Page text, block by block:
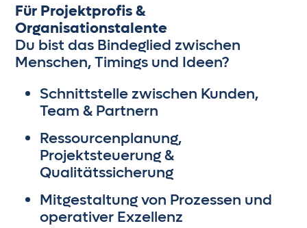
Für Projektprofis &
Organisationstalente
Du bist das Bindeglied zwischen
Menschen, Timings und Ideen?
Schnittstelle zwischen Kunden,
Team & Partnern
Ressourcenplanung,
Projektsteuerung &
Qualitätssicherung
Mitgestaltung von Prozessen und
operativer Exzellenz